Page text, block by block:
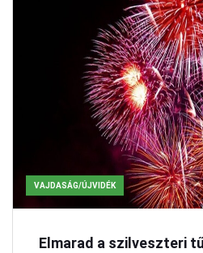
VAJDASÁG/ÚJVIDÉK
Elmarad a szilveszteri